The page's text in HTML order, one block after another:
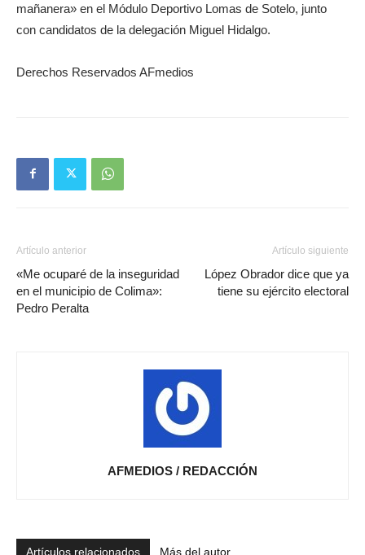
mañanera» en el Módulo Deportivo Lomas de Sotelo, junto
con candidatos de la delegación Miguel Hidalgo.
Derechos Reservados AFmedios
Artículo anterior
«Me ocuparé de la inseguridad
en el municipio de Colima»:
Pedro Peralta
Artículo siguiente
López Obrador dice que ya
tiene su ejército electoral
AFMEDIOS / REDACCIÓN
Artículos relacionados Más del autor